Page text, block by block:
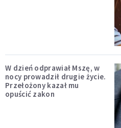
W dzień odprawiał Mszę, w
nocy prowadził drugie życie.
Przełożony kazał mu
opuścić zakon